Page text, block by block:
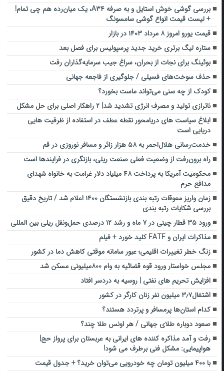
بررسی گوشی خوش استایل و به صرفه A۳۴، یک میان‌رده هم چی تمام!
+ لیست قیمت انواع گوشی سامسونگ
قیمت یورو امروز ۸ مرداد ۱۴۰۳ در بازار
ستاره لیگ برتری خرید جدید پرسپولیس برای فصل بعد
بوئینگ برای نجات از بحران، سراغ جیب سرمایه‌گذاران رفت
حذف سوخت‌های فسیلی / جلوگیری از فاجعه جهانی
کودک از چه سنی می‌تواند ماست بخورد؟
ناترازی تولید و مصرف انرژی تشدید شد| ۲ راهکار اصلی برای حل مشکل
ابلاغ سیاست های دریامحور نقطه عطف در استفاده از ظرفیت هایی
دریایی است
خدمت‌رسانی هلال‌احمر به ۵۸ هزار زائر و مسافر نوروزی در قم
راه برون‌رفت از وضعیت فعلی صنعت ریلی، بازنگری در فرایندها است
محکومیت آمریکا به پرداخت ۴۸ میلیاد دلار غرامت به خانواه شهدای
مدافع حرم
زمان واریز معوقات رتبه بندی بازنشستگان ۱۴۰۰ اعلام شد / تاریخ دقیق
بررسی شکایات رتبه بندی
ورود ۳۵ قطار چینی در ۷ ماه و رشد ۱۲ درصدی حمل‌ونقل ریلی بین المللی
مذاکرات ایران و FATF کلید خورد + فیلم
زنگ خطر تغییرات اقلیمی؛ عبور سامانه موقتی کاهش دما در کشور
مجلس خواستار ورود قوه قضائیه به وام ۸۰۰میلیونی مسکن شد
افزایش تحریم های نفتی | روسیه به دردسر افتاد
اشتغال۳٫۷ میلیون نفر زنان کارگر در کشور
کدام استان‌ها پرمسافر و پرتردد هستند؟
صعود دوباره طلای جهانی / هر اونس طلا چند؟
رفت و آمد مذاکره کننده های ایرانی به عربستان برای پرواز حج|
هواپیمایی: مشکل فنی برطرف می شود!
با ۴۰۰ میلیون تومان چه خودرویی می‌توان خرید؟ + جدول قیمت